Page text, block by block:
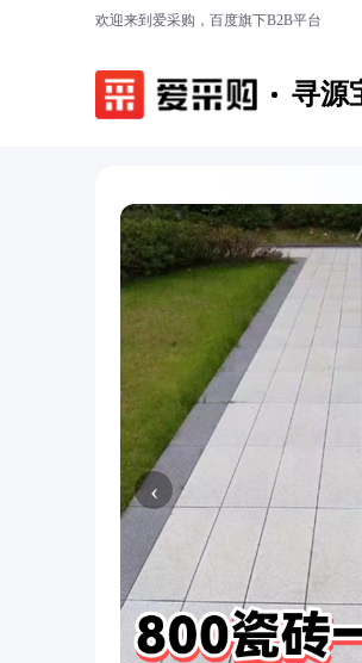
欢迎来到爱采购，百度旗下B2B平台
寻源
‹